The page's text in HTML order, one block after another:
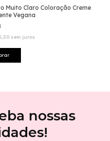
Muito Claro Coloração Creme
Vegana
sem juros
nossas